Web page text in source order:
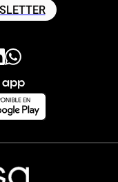
app